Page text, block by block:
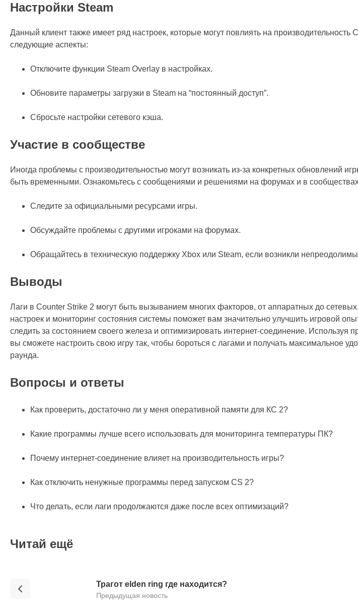
Настройки Steam
Данный клиент также имеет ряд настроек, которые могут повлиять на производительность
следующие аспекты:
Отключите функции Steam Overlay в настройках.
Обновите параметры загрузки в Steam на “постоянный доступ”.
Сбросьте настройки сетевого кэша.
Участие в сообществе
Иногда проблемы с производительностью могут возникать из-за конкретных обновлений
быть временными. Ознакомьтесь с сообщениями и решениями на форумах и в
Следите за официальными ресурсами игры.
Обсуждайте проблемы с другими игроками на форумах.
Обращайтесь в техническую поддержку Xbox или Steam, если возникли
Выводы
Лаги в Counter Strike 2 могут быть вызыванием многих факторов, от аппаратных до
настроек и мониторинг состояния системы поможет вам значительно улучшить игровой
следить за состоянием своего железа и оптимизировать интернет-соединение. Используя
вы сможете настроить свою игру так, чтобы бороться с лагами и получать максимальное
раунда.
Вопросы и ответы
Как проверить, достаточно ли у меня оперативной памяти для КС 2?
Какие программы лучше всего использовать для мониторинга температуры ПК?
Почему интернет-соединение влияет на производительность игры?
Как отключить ненужные программы перед запуском CS 2?
Что делать, если лаги продолжаются даже после всех оптимизаций?
Читай ещё
Трагот elden ring где находится?
Предыдущая новость